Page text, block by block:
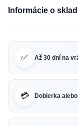
Informácie o
✅ Až 30 dní na
💳 Dobierka